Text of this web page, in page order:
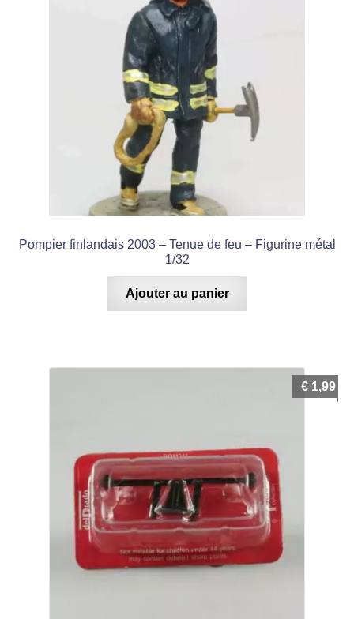
Pompier finlandais 2003 – Tenue de feu – Figurine métal
1/32
Ajouter au panier
€ 1,99